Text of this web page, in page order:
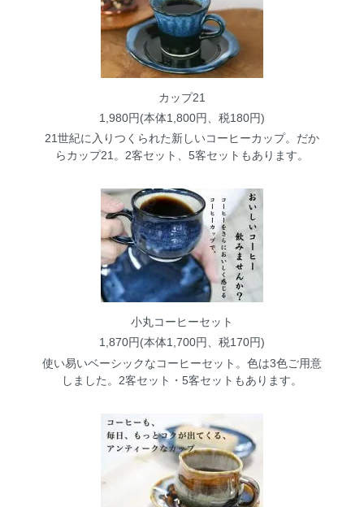
カップ21
1,980円(本体1,800円、税180円)
21世紀に入りつくられた新しいコーヒーカップ。だか
らカップ21。2客セット、5客セットもあります。
小丸コーヒーセット
1,870円(本体1,700円、税170円)
使い易いベーシックなコーヒーセット。色は3色ご用意
しました。2客セット・5客セットもあります。